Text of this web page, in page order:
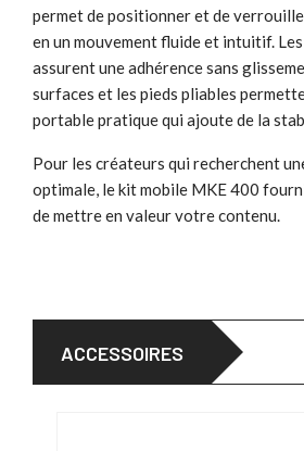
permet de positionner et de
en un mouvement fluide et intuitif.
assurent une adhérence sans
surfaces et les pieds pliables
portable pratique qui ajoute de la
Pour les créateurs qui recherchent
optimale, le kit mobile MKE 400
de mettre en valeur votre contenu.
ACCESSOIRES